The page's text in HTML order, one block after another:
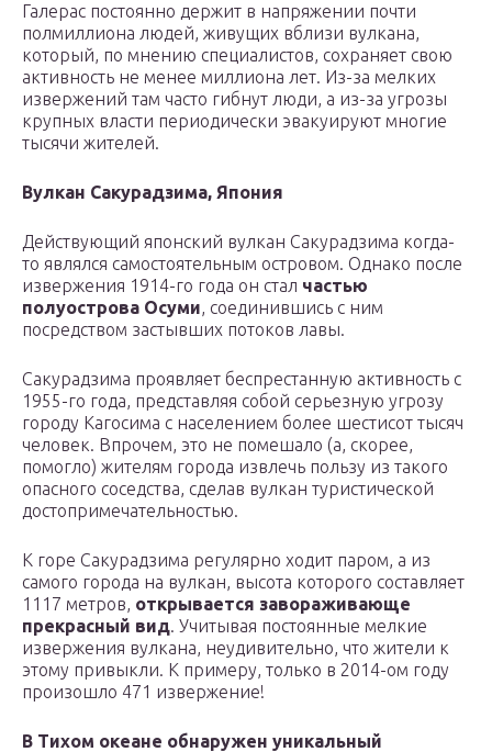
Галерас постоянно держит в напряжении почти
полмиллиона людей, живущих вблизи вулкана,
который, по мнению специалистов, сохраняет свою
активность не менее миллиона лет. Из-за мелких
извержений там часто гибнут люди, а из-за угрозы
крупных власти периодически эвакуируют многие
тысячи жителей.
Вулкан Сакурадзима, Япония
Действующий японский вулкан Сакурадзима когда-
то являлся самостоятельным островом. Однако после
извержения 1914-го года он стал частью
полуострова Осуми, соединившись с ним
посредством застывших потоков лавы.
Сакурадзима проявляет беспрестанную активность с
1955-го года, представляя собой серьезную угрозу
городу Кагосима с населением более шестисот тысяч
человек. Впрочем, это не помешало (а, скорее,
помогло) жителям города извлечь пользу из такого
опасного соседства, сделав вулкан туристической
достопримечательностью.
К горе Сакурадзима регулярно ходит паром, а из
самого города на вулкан, высота которого составляет
1117 метров, открывается завораживающе
прекрасный вид. Учитывая постоянные мелкие
извержения вулкана, неудивительно, что жители к
этому привыкли. К примеру, только в 2014-ом году
произошло 471 извержение!
В Тихом океане обнаружен уникальный